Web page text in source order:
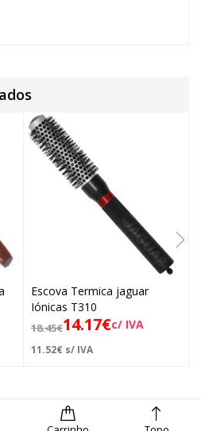
Escova Termica jaguar
Iónicas T310
18.45€14.17€c/ IVA
11.52€ s/ IVA